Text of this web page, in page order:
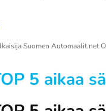
Suomen Automaalit.net
5 aikaa